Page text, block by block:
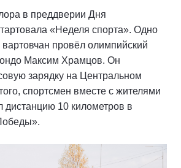
в преддверии Дня
«Неделя спорта». Одно
провёл олимпийский
Максим Храмцов. Он
зарядку на Центральном
спортсмен вместе с жителями
дистанцию 10 километров в